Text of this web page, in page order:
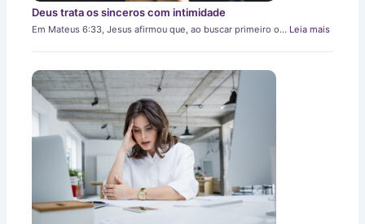
Deus trata os sinceros com intimidade
Em Mateus 6:33, Jesus afirmou que, ao buscar primeiro o… Leia mais